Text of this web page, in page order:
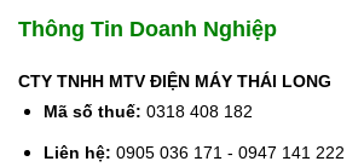
Thông Tin Doanh Nghiệp
CTY TNHH MTV ĐIỆN MÁY THÁI LONG
Mã số thuế: 0318 408 182
Liên hệ: 0905 036 171 - 0947 141 222